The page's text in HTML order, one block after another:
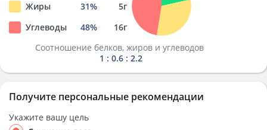
Жиры
31% 5г
Углеводы
48% 16г
Соотношение белков, жиров и углеводов
1 : 0.6 : 2.2
Получите персональные рекомендации
Укажите вашу цель